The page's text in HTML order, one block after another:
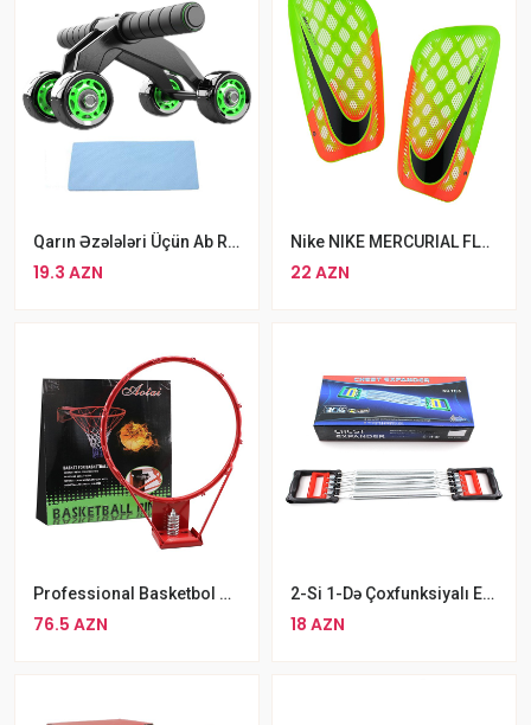
Qarın Əzələləri Üçün Ab Roller 4 Təkərli Pres Çarxı
19.3 AZN
Nike NIKE MERCURIAL FLYLITE Şitqi
22 AZN
Professional Basketbol Səbəti Davamlı Basketbol Toru Seti
76.5 AZN
2-Si 1-Də Çoxfunksiyalı Espander Sinə Məşqi Üçün 5 Yaylı Espander
18 AZN